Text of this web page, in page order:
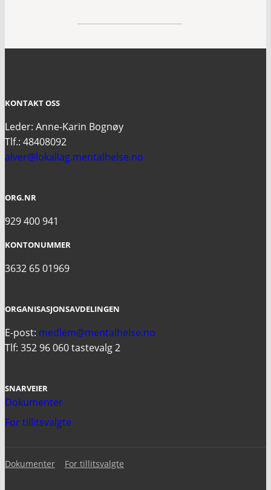
KONTAKT OSS
Leder: Anne-Karin Bognøy
Tlf.: 48408092
alver@lokallag.mentalhelse.no
ORG.NR
929 400 941
KONTONUMMER
3632 65 01969
ORGANISASJONSAVDELINGEN
E-post: medlem@mentalhelse.no
Tlf: 352 96 060 tastevalg 2
SNARVEIER
Dokumenter
For tillitsvalgte
Dokumenter For tillitsvalgte